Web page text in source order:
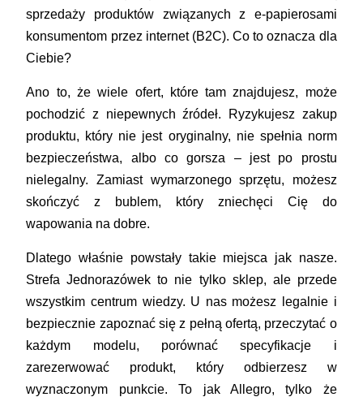
sprzedaży produktów związanych z e-papierosami
konsumentom przez internet (B2C). Co to oznacza dla
Ciebie?
Ano to, że wiele ofert, które tam znajdujesz, może
pochodzić z niepewnych źródeł. Ryzykujesz zakup
produktu, który nie jest oryginalny, nie spełnia norm
bezpieczeństwa, albo co gorsza – jest po prostu
nielegalny. Zamiast wymarzonego sprzętu, możesz
skończyć z bublem, który zniechęci Cię do
wapowania na dobre.
Dlatego właśnie powstały takie miejsca jak nasze.
Strefa Jednorazówek to nie tylko sklep, ale przede
wszystkim centrum wiedzy. U nas możesz legalnie i
bezpiecznie zapoznać się z pełną ofertą, przeczytać o
każdym modelu, porównać specyfikacje i
zarezerwować produkt, który odbierzesz w
wyznaczonym punkcie. To jak Allegro, tylko że